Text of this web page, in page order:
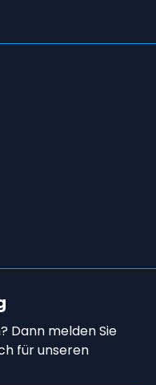
Dann melden Sie
für unseren